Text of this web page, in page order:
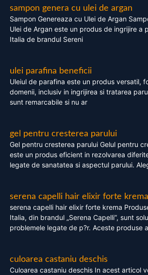
sampon genera cu ulei de argan
Sampon Genereaza cu Ulei de Argan
Ulei de Argan este un produs de ingrijire a
Italia de brandul Sereni
ulei parafina beneficii
Uleiul de parafina este un produs versatil,
domenii, inclusiv in ingrijirea si tratarea
sunt remarcabile si nu ar
gel pentru cresterea parului
Gel pentru cresterea parului Gelul pentru
este un produs eficient in rezolvarea
legate de sanatatea si aspectul parului.
serena capelli hair elixir forte krema
serena capelli hair elixir forte krema
Italia, din brandul „Serena Capelli”, sunt
problemele legate de p?r. Aceste produse
culoarea castaniu deschis
Culoarea castaniu deschis In acest articol